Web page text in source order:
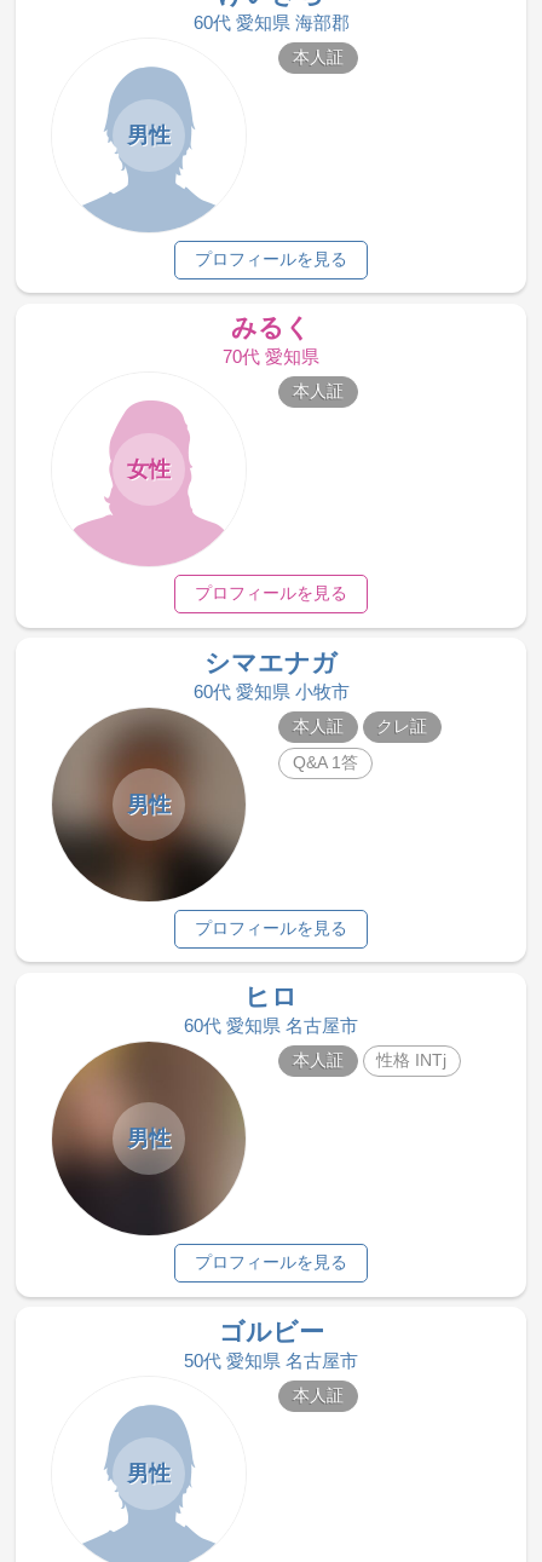
60代 愛知県 海部郡
男性
本人証
プロフィールを見る
みるく
70代 愛知県
女性
本人証
プロフィールを見る
シマエナガ
60代 愛知県 小牧市
男性
本人証
クレ証
Q&A 1答
プロフィールを見る
ヒロ
60代 愛知県 名古屋市
男性
本人証 性格 INTj
プロフィールを見る
ゴルビー
50代 愛知県 名古屋市
男性
本人証